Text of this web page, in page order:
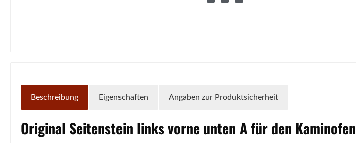
Beschreibung Eigenschaften Angaben zur Produktsicherheit
Original Seitenstein linksvorne untenA für den Kaminofen